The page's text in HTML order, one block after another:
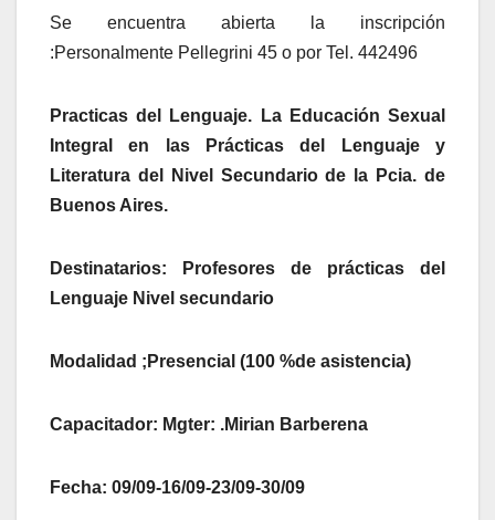
Se encuentra abierta la inscripción
:Personalmente Pellegrini 45 o por Tel. 442496
Practicas del Lenguaje. La Educación Sexual
Integral en las Prácticas del Lenguaje y
Literatura del Nivel Secundario de la Pcia. de
Buenos Aires.
Destinatarios: Profesores de prácticas del
Lenguaje Nivel secundario
Modalidad ;Presencial (100 %de asistencia)
Capacitador: Mgter: .Mirian Barberena
Fecha: 09/09-16/09-23/09-30/09